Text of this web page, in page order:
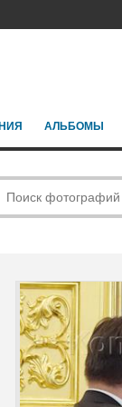
АЛЬБОМЫ